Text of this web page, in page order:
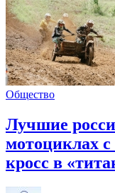
Общество
Лучшие
мотоциклах
кросс в